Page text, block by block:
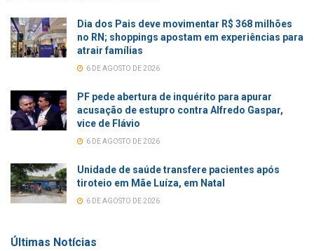
Dia dos Pais deve movimentar R$ 368 milhões
no RN; shoppings apostam em experiências para
atrair famílias
6 DE AGOSTO DE 2026
PF pede abertura de inquérito para apurar
acusação de estupro contra Alfredo Gaspar,
vice de Flávio
6 DE AGOSTO DE 2026
Unidade de saúde transfere pacientes após
tiroteio em Mãe Luíza, em Natal
6 DE AGOSTO DE 2026
Últimas Notícias